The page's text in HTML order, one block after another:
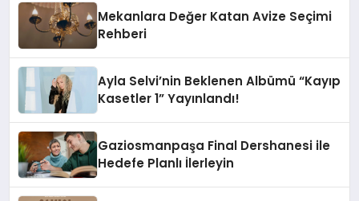
Mekanlara Değer Katan Avize Seçimi
Rehberi
Ayla Selvi’nin Beklenen Albümü “Kayıp
Kasetler 1” Yayınlandı!
Gaziosmanpaşa Final Dershanesi ile
Hedefe Planlı İlerleyin